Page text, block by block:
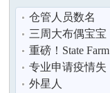
仓管人员数名
三周大布偶宝宝
可接受预定
重磅！State Farm
正式官宣20亿的
返钱项目
专业申请疫情失
业其他失业补助
外星人